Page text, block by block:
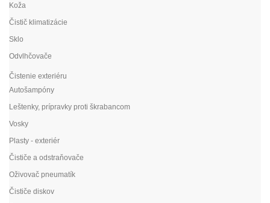
Koža
Čistič klimatizácie
Sklo
Odvlhčovače
Čistenie exteriéru
Autošampóny
Leštenky, prípravky proti škrabancom
Vosky
Plasty - exteriér
Čističe a odstraňovače
Oživovač pneumatík
Čističe diskov